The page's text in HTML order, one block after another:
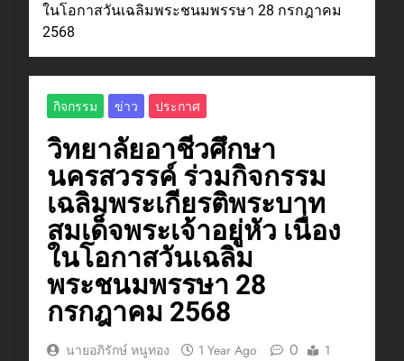
ในโอกาสวันเฉลิมพระชนมพรรษา 28 กรกฎาคม
2568
กิจกรรม ข่าว ประกาศ
วิทยาลัยอาชีวศึกษา
นครสวรรค์ ร่วมกิจกรรม
เฉลิมพระเกียรติพระบาท
สมเด็จพระเจ้าอยู่หัว เนื่อง
ในโอกาสวันเฉลิม
พระชนมพรรษา 28
กรกฎาคม 2568
นายอภิรักษ์ หนูทอง 1 Year Ago 0
1